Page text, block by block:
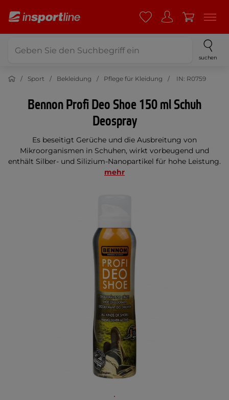
suchen
Sport Bekleidung Pflege für Kleidung IN: R0759
Bennon Profi Deo Shoe 150 ml Schuh
Deospray
Es beseitigt Gerüche und die Ausbreitung von
Mikroorganismen in Schuhen, wirkt vorbeugend und
enthält Silber- und Silizium-Nanopartikel für hohe Leistung.
mehr